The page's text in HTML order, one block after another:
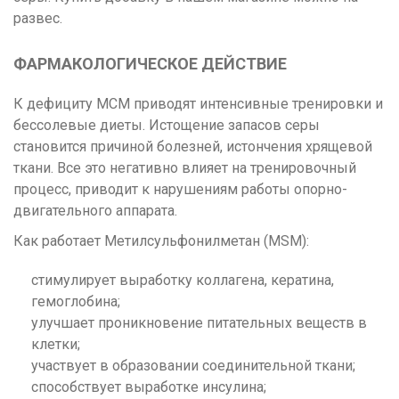
развес.
ФАРМАКОЛОГИЧЕСКОЕ ДЕЙСТВИЕ
К дефициту МСМ приводят интенсивные тренировки и
бессолевые диеты. Истощение запасов серы
становится причиной болезней, истончения хрящевой
ткани. Все это негативно влияет на тренировочный
процесс, приводит к нарушениям работы опорно-
двигательного аппарата.
Как работает Метилсульфонилметан (MSM):
стимулирует выработку коллагена, кератина,
гемоглобина;
улучшает проникновение питательных веществ в
клетки;
участвует в образовании соединительной ткани;
способствует выработке инсулина;